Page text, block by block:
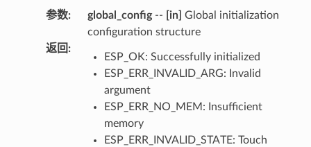
参数: global_config-- [in] Global initialization
configuration structure
返回 :
ESP_OK: Successfully initialized
ESP_ERR_INVALID_ARG: Invalid
argument
ESP_ERR_NO_MEM: Insufficient
memory
ESP_ERR_INVALID_STATE: Touch